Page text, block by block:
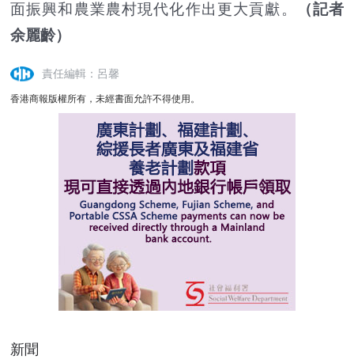
面振興和農業農村現代化作出更大貢獻。
（記者
余麗齡）
責任編輯：呂馨
香港商報版權所有，未經書面允許不得使用。
新聞